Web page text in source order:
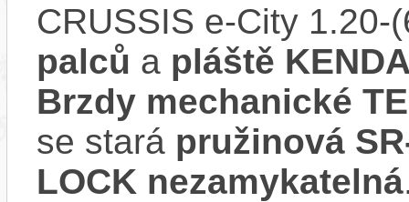
CRUSSIS e-City
palců a pláště
Brzdy mechanické
se stará pružinová
LOCK nezamykatelná